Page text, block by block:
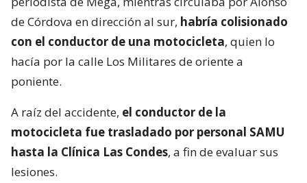
de Córdova en dirección al sur, habría colisionado
con el conductor de una motocicleta, quien lo
hacía por la calle Los Militares de oriente a
poniente.
A raíz del accidente, el conductor de la
motocicleta fue trasladado por personal SAMU
hasta la Clínica Las Condes, a fin de evaluar sus
lesiones.